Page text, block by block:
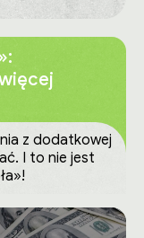
z dodatkowej
I to nie jest